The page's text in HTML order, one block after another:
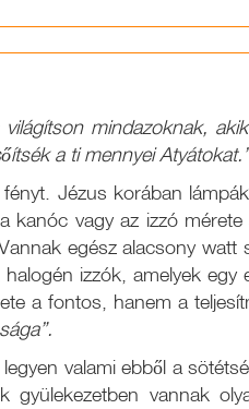
mindazoknak,
a ti mennyei Atyátokat.”
Jézus korában
kanóc vagy az izzó
egész alacsony
izzók, amelyek
a fontos, hanem a
valami ebből a
vannak